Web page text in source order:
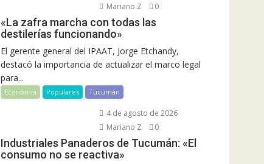
Mariano Z
0
«La zafra marcha con todas las
destilerías funcionando»
El gerente general del IPAAT, Jorge Etchandy,
destacó la importancia de actualizar el marco legal
para...
Economía Populares Tucumán
4 de agosto de 2026
Mariano Z
0
Industriales Panaderos de Tucumán: «El
consumo no se reactiva»